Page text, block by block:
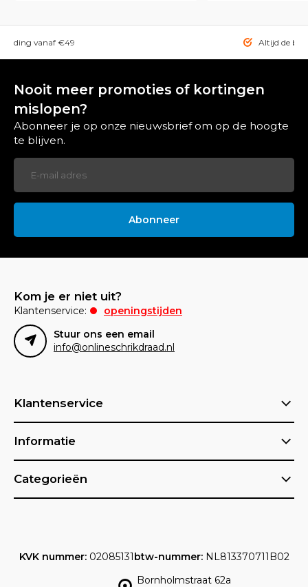
vanaf €49 Altijd de
Nooit meer promoties of kortingen
mislopen?
Abonneer je op onze nieuwsbrief om op de hoogte
te blijven.
Abonneer
Kom je er niet uit?
Klantenservice:
openingstijden
Stuur ons een email
info@onlineschrikdraad.nl
Klantenservice
Informatie
Categorieën
Bornholmstraat 62a
KVK nummer:02085131 btw-nummer:NL813370711B02